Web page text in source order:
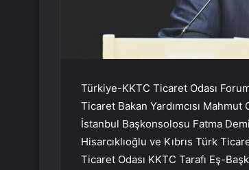
Türkiye-KKTC Ticaret Odası
Ticaret Bakan Yardımcısı
İstanbul Başkonsolosu Fatma
Hisarcıklıoğlu ve Kıbrıs Türk
Ticaret Odası KKTC Tarafı Eş-